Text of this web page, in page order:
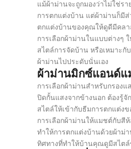
แม้ผ้าม่านจะถูกมองว่าไม่ใช่รา
การตกแต่งบ้าน แต่ผ้าม่านก็มี
ตกแต่งบ้านของคุณให้ดูดีมีคล
การเลือกผ้าม่านในแบบต่างๆ ใ
สไตล์การจัดบ้าน หรือเหมาะกั
ผ้าม่านไปประดับนั่นเอง
ผ้าม่านมิกซ์แอนด์
การเลือกผ้าม่านสำหรับกรองแ
ปิดกั้นแสงจากข้างนอก ต้องรู้จั
สไตล์ให้เข้ากับธีมการตกแต่งข
การเลือกผ้าม่านให้แมชต์กับสี
ทำให้การตกแต่งบ้านด้วยผ้าม่
ทิศทางที่ทำให้บ้านคุณดูมีสไต